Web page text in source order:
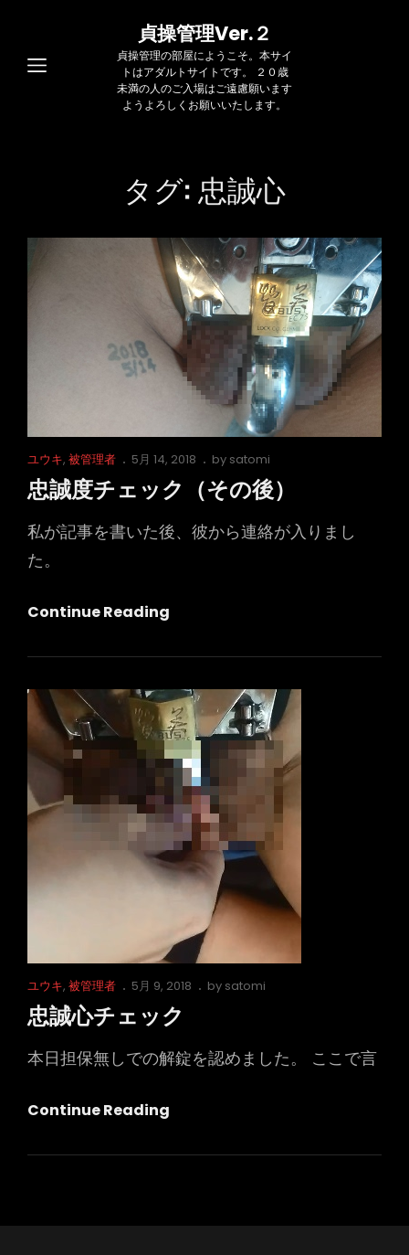
貞操管理Ver.２
貞操管理の部屋にようこそ。本サイ
トはアダルトサイトです。 ２０歳
未満の人のご入場はご遠慮願います
ようよろしくお願いいたします。
タグ: 忠誠心
Cat
Links
ユウキ, 被管理者
Posted
5月 14, 2018 by satomi
忠誠度チェック（その後）
私が記事を書いた後、彼から連絡が入りまし
た。
Continue Reading
度
チ
ェ
ッ
ク
（そ
の
後）
Cat
Links
ユウキ, 被管理者
Posted
5月 9, 2018 by satomi
忠誠心チェック
本日担保無しでの解錠を認めました。 ここで言
Continue Reading
心